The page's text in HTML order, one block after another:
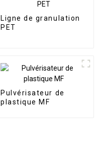
Ligne de granulation
PET
Pulvérisateur de
plastique MF